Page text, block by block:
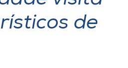
de